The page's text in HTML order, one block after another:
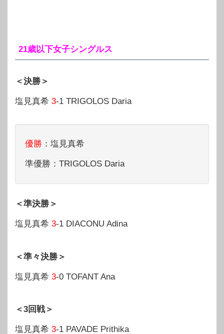
21歳以下女子シングルス
＜決勝＞
塩見真希 3-1 TRIGOLOS Daria
優勝 ：塩見真希
準優勝：TRIGOLOS Daria
＜準決勝＞
塩見真希 3-1 DIACONU Adina
＜準々決勝＞
塩見真希 3-0 TOFANT Ana
＜3回戦＞
塩見真希 3-1 PAVADE Prithika